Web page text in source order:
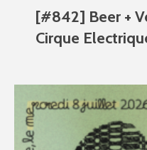
[#842] Beer +
Cirque